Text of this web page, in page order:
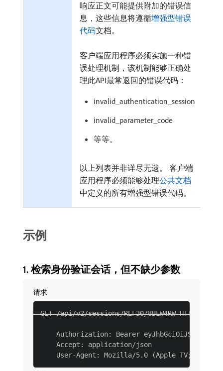
响应正文可能提供附加的错误信
息，这些信息将遵循增强型错误
代码文档。
客户端应用程序必须实施一种错
误处理机制，该机制能够正确处
理此API最常返回的错误代码：
invalid_authentication_session
invalid_parameter_code
等等。
以上列表并非详尽无遗。 客户端
应用程序必须能够处理公共文档
中定义的所有增强型错误代码。
示例
​1. 检索身份验证会话，但不缺少参数
请求
GET /api/v2/sessions/REF30/8BLW4RW HTTP/1.1
Authorization: Bearer
    Accept: application/json